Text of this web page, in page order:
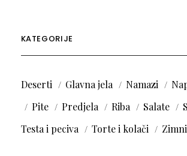
KATEGORIJE
Deserti Glavna jela Namazi
Pite
Predjela Riba Salate
Testa i peciva
Torte i kolači